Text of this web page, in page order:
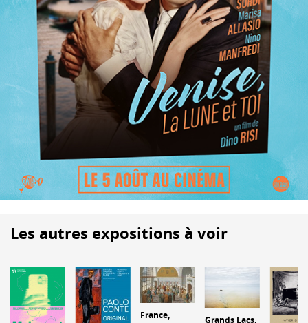
Les autres expositions à voir
France,
Grands Lacs,